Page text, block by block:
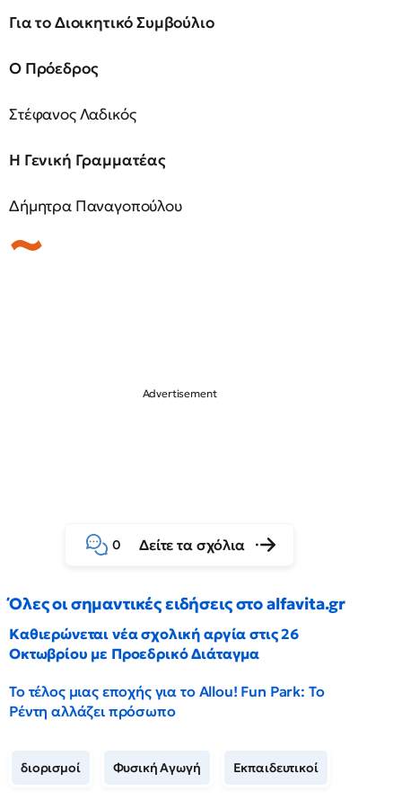
Για το Διοικητικό Συμβούλιο
Ο Πρόεδρος
Στέφανος Λαδικός
Η Γενική Γραμματέας
Δήμητρα Παναγοπούλου
0 Δείτε τα σχόλια
Όλες οι σημαντικές ειδήσεις στο alfavita.gr
Καθιερώνεται νέα σχολική αργία στις 26
Οκτωβρίου με Προεδρικό Διάταγμα
Το τέλος μιας εποχής για το Allou! Fun Park: Το
Ρέντη αλλάζει πρόσωπο
διορισμοί Φυσική Αγωγή Εκπαιδευτικοί